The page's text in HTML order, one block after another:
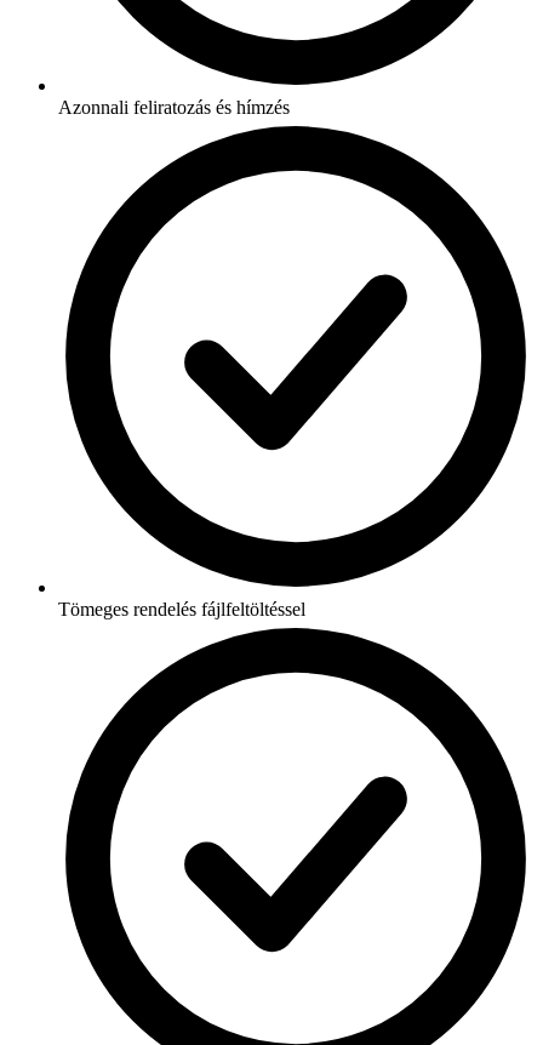
Azonnali feliratozás és hímzés
Tömeges rendelés fájlfeltöltéssel